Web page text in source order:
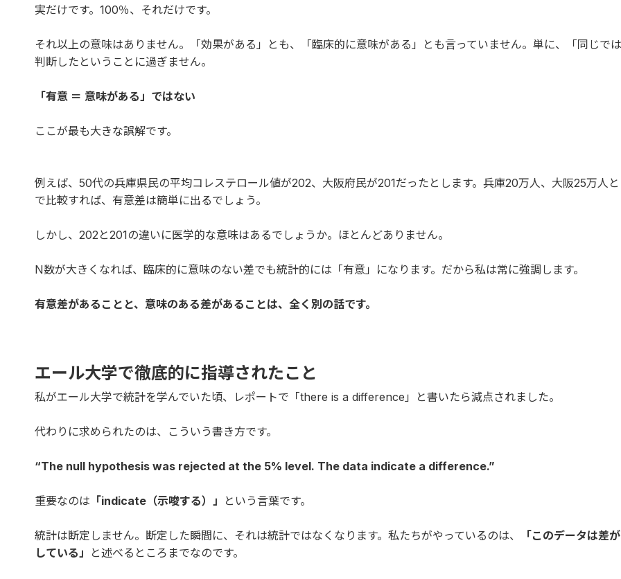
実だけです。100％、それだけです。
それ以上の意味はありません。「効果がある」とも、「臨床的に意味がある」とも言っていません。単に、「同じで
判断したということに過ぎません。
「有意 ＝ 意味がある」ではない
ここが最も大きな誤解です。
例えば、50代の兵庫県民の平均コレステロール値が202、大阪府民が201だったとします。兵庫20万人、大阪25万人
で比較すれば、有意差は簡単に出るでしょう。
しかし、202と201の違いに医学的な意味はあるでしょうか。ほとんどありません。
N数が大きくなれば、臨床的に意味のない差でも統計的には「有意」になります。だから私は常に強調します。
有意差があることと、意味のある差があることは、全く別の話です。
エール大学で徹底的に指導されたこと
私がエール大学で統計を学んでいた頃、レポートで「there is a difference」と書いたら減点されました。
代わりに求められたのは、こういう書き方です。
“The null hypothesis was rejected at the 5% level. The data indicate a difference.”
重要なのは 「indicate（示唆する）」 という言葉です。
統計は断定しません。断定した瞬間に、それは統計ではなくなります。私たちがやっているのは、
「このデータは差
している」
と述べるところまでなのです。